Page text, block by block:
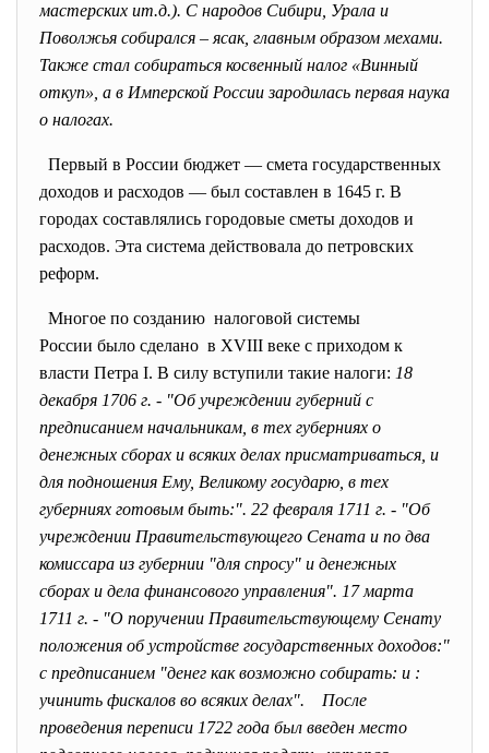
мастерских ит.д.). С народов Сибири, Урала и
Поволжья собирался – ясак, главным образом мехами.
Также стал собираться косвенный налог «Винный
откуп», а в Имперской России зародилась первая наука
о налогах.
Первый в России бюджет — смета государственных
доходов и расходов — был составлен в 1645 г. В
городах составлялись городовые сметы доходов и
расходов. Эта система действовала до петровских
реформ.
Многое по созданию налоговой системы
России было сделано в XVIII веке с приходом к
власти Петра I. В силу вступили такие налоги: 18
декабря 1706 г. - "Об учреждении губерний с
предписанием начальникам, в тех губерниях о
денежных сборах и всяких делах присматриваться, и
для подношения Ему, Великому государю, в тех
губерниях готовым быть:". 22 февраля 1711 г. - "Об
учреждении Правительствующего Сената и по два
комиссара из губернии "для спросу" и денежных
сборах и дела финансового управления". 17 марта
1711 г. - "О поручении Правительствующему Сенату
положения об устройстве государственных доходов:"
с предписанием "денег как возможно собирать: и :
учинить фискалов во всяких делах". После
проведения переписи 1722 года был введен место